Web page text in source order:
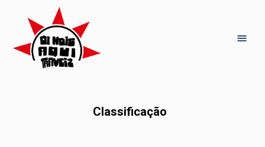
Classificação